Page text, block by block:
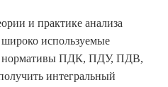
и практике анализа
широко используемые
нормативы ПДК, ПДУ, ПДВ,
интегральный